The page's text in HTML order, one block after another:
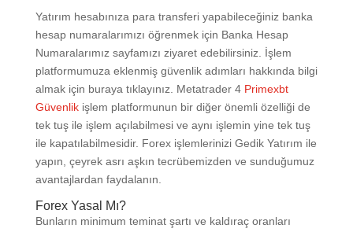
Yatırım hesabınıza para transferi yapabileceğiniz banka
hesap numaralarımızı öğrenmek için Banka Hesap
Numaralarımız sayfamızı ziyaret edebilirsiniz. İşlem
platformumuza eklenmiş güvenlik adımları hakkında bilgi
almak için buraya tıklayınız. Metatrader 4 Primexbt
Güvenlikişlem platformunun bir diğer önemli özelliği de
tek tuş ile işlem açılabilmesi ve aynı işlemin yine tek tuş
ile kapatılabilmesidir. Forex işlemlerinizi Gedik Yatırım ile
yapın, çeyrek asrı aşkın tecrübemizden ve sunduğumuz
avantajlardan faydalanın.
Forex Yasal Mı?
Bunların minimum teminat şartı ve kaldıraç oranları